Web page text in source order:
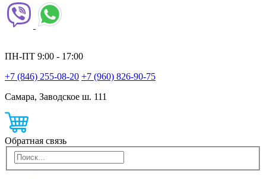
ПН-ПТ 9:00 - 17:00
+7 (846) 255-08-20 +7 (960) 826-90-75
Самара, Заводское ш. 111
Обратная связь